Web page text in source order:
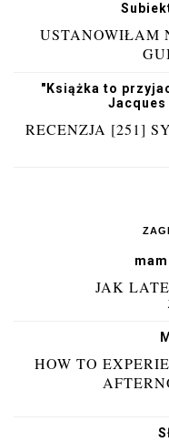
USTANOWIŁAM
"Książka to
Jacques
RECENZJA [251]
JAK
HOW TO